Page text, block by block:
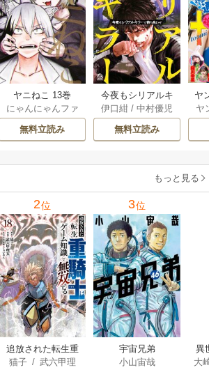
ヤニねこ 13巻
にゃんにゃんファ
クトリー
無料立読み
今夜もシリアルキ
ラーと待ち合わせ 5
巻
伊口紺 /中村優児
無料立読み
ヤ
ヤ
もっと見る
2位
追放された転生重
騎士はゲーム知識
猫子/ 武六甲理
3位
宇宙兄弟
小山宙哉
異
は
大